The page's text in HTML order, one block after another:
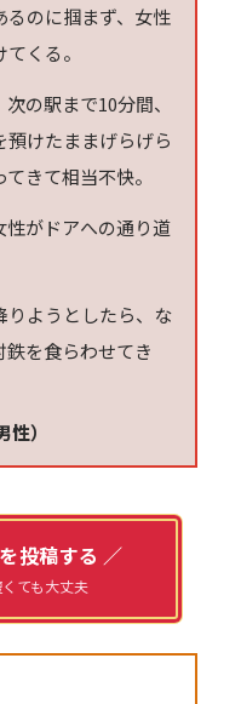
るのに掴まず、女性
くる。
の駅まで10分間、
けたままげらげら
きて相当不快。
性がドアへの通り道
りようとしたら、な
を食らわせてき
）
投稿する ／
ても大丈夫